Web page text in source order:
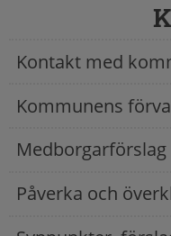
Kontakt med
Kommunens
Påverka och